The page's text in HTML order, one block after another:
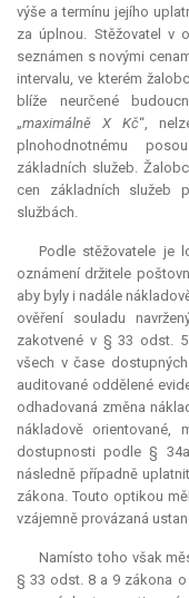
výše a termínu jejího
za úplnou. Stěžovatel v
seznámen s novými
intervalu, ve kterém
blíže neurčené
„maximálně X Kč“,
plnohodnotnému
základních služeb.
cen základních
službách.
Podle stěžovatele je
oznámení držitele
aby byly i nadále
ověření souladu
zakotvené v § 33 odst.
všech v čase
auditované oddělené
odhadovaná změna
nákladově orientované,
dostupnosti podle §
následně případně
zákona. Touto optikou
vzájemně provázaná
Namísto toho však
§ 33 odst. 8 a 9 zákona